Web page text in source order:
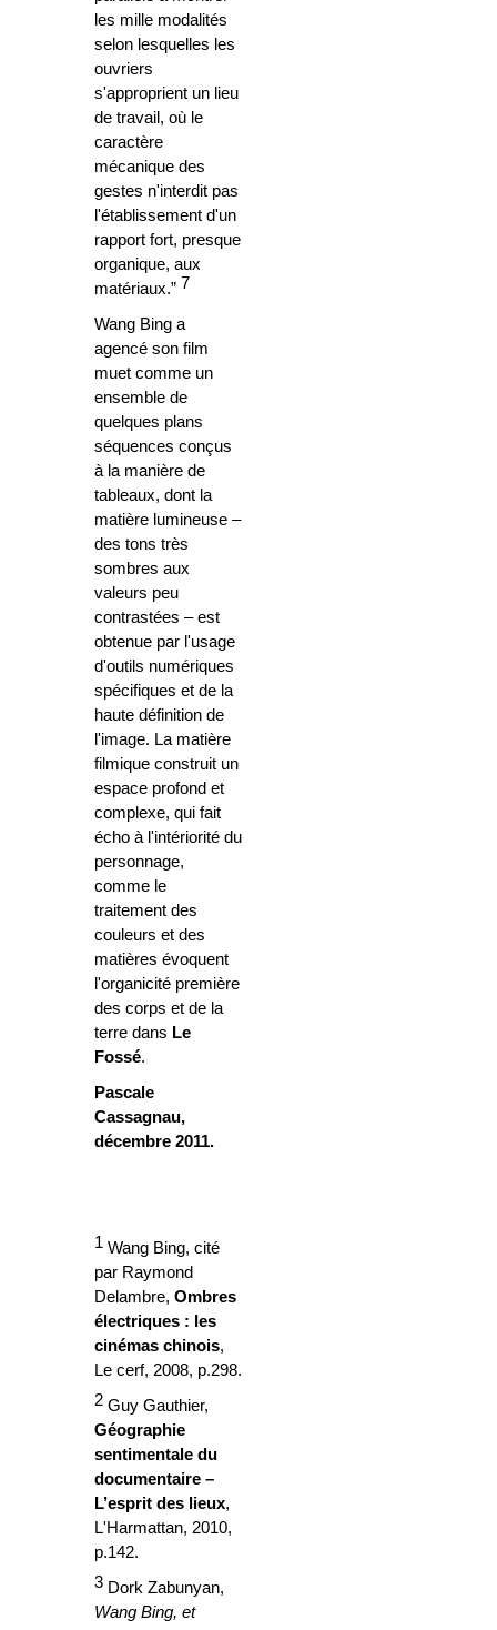
les mille modalités
selon lesquelles les
ouvriers
s'approprient un lieu
de travail, où le
caractère
mécanique des
gestes n'interdit pas
l'établissement d'un
rapport fort, presque
organique, aux
matériaux.” 7
Wang Bing a
agencé son film
muet comme un
ensemble de
quelques plans
séquences conçus
à la manière de
tableaux, dont la
matière lumineuse –
des tons très
sombres aux
valeurs peu
contrastées – est
obtenue par l'usage
d'outils numériques
spécifiques et de la
haute définition de
l'image. La matière
filmique construit un
espace profond et
complexe, qui fait
écho à l'intériorité du
personnage,
comme le
traitement des
couleurs et des
matières évoquent
l'organicité première
des corps et de la
terre dans Le
Fossé.
Pascale
Cassagnau,
décembre 2011.
1 Wang Bing, cité
par Raymond
Delambre, Ombres
électriques : les
cinémas chinois,
Le cerf, 2008, p.298.
2 Guy Gauthier,
Géographie
sentimentale du
documentaire –
L’esprit des lieux,
L'Harmattan, 2010,
p.142.
3 Dork Zabunyan,
Wang Bing, et